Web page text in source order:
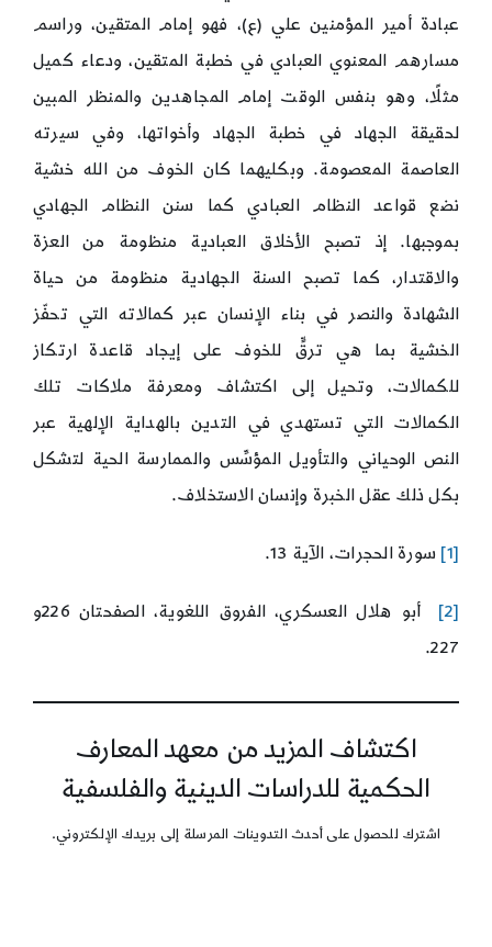
عبادة أمير المؤمنين علي (ع)، فهو إمام المتقين، وراسم
مسارهم المعنوي العبادي في خطبة المتقين، ودعاء كميل
مثلًا، وهو بنفس الوقت إمام المجاهدين والمنظر المبين
لحقيقة الجهاد في خطبة الجهاد وأخواتها، وفي سيرته
العاصمة المعصومة. وبكليهما كان الخوف من الله خشية
نضع قواعد النظام العبادي كما سنن النظام الجهادي
بموجبها. إذ تصبح الأخلاق العبادية منظومة من العزة
والاقتدار، كما تصبح السنة الجهادية منظومة من حياة
الشهادة والنصر في بناء الإنسان عبر كمالاته التي تحفّز
الخشية بما هي ترقٍّ للخوف على إيجاد قاعدة ارتكاز
للكمالات، وتحيل إلى اكتشاف ومعرفة ملاكات تلك
الكمالات التي تستهدي في التدين بالهداية الإلهية عبر
النص الوحياني والتأويل المؤسِّس والممارسة الحية لتشكل
بكل ذلك عقل الخبرة وإنسان الاستخلاف.
[1] سورة الحجرات، الآية 13.
[2]
أبو هلال العسكري، الفروق اللغوية، الصفحتان 226و
227.
اكتشاف المزيد من معهد المعارف
الحكمية للدراسات الدينية والفلسفية
اشترك للحصول على أحدث التدوينات المرسلة إلى بريدك الإلكتروني.